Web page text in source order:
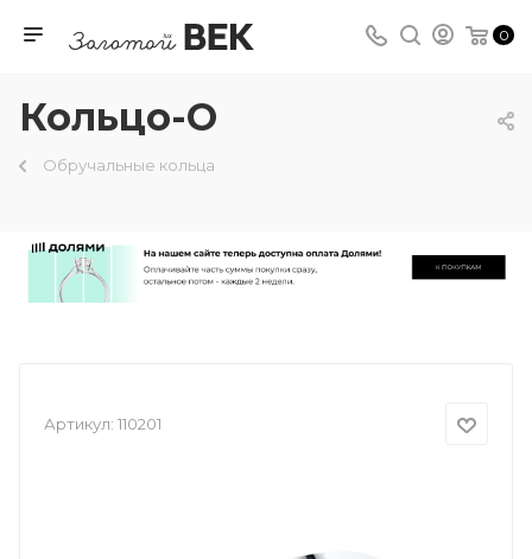
0
Кольцо-О
Обручальные кольца
Артикул: 110201